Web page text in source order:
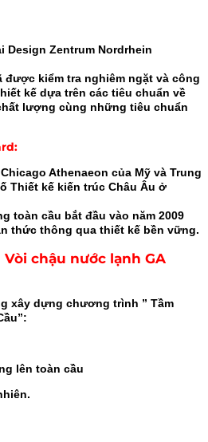
Design Zentrum Nordrhein
được kiểm tra nghiêm ngặt và công
kế dựa trên các tiêu chuẩn về
lượng cùng những tiêu chuẩn
Athenaeon của Mỹ và Trung
Thiết kế kiến trúc Châu Âu ở
toàn cầu bắt đầu vào năm 2009
thức thông qua thiết kế bền vững.
chậu nước lạnh GA
xây dựng chương trình ” Tầm
lên toàn cầu